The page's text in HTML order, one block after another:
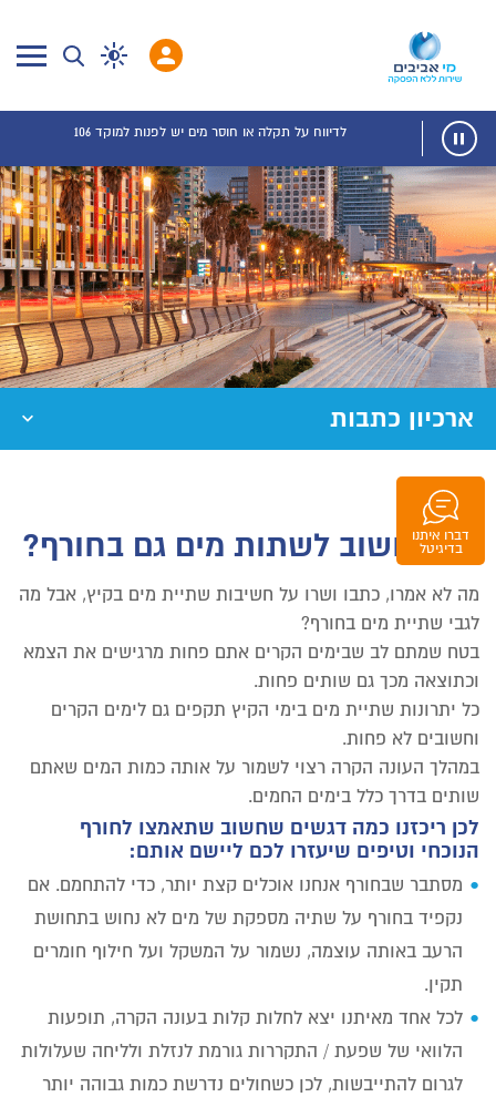
לדיווח על תקלה או חוסר מים יש לפנות למוקד 106
ארכיון כתבות
למה חשוב לשתות מים גם בחורף?
מה לא אמרו, כתבו ושרו על חשיבות שתיית מים בקיץ, אבל מה
לגבי שתיית מים בחורף?
בטח שמתם לב שבימים הקרים אתם פחות מרגישים את הצמא
וכתוצאה מכך גם שותים פחות.
כל יתרונות שתיית מים בימי הקיץ תקפים גם לימים הקרים
וחשובים לא פחות.
במהלך העונה הקרה רצוי לשמור על אותה כמות המים שאתם
שותים בדרך כלל בימים החמים.
לכן ריכזנו כמה דגשים שחשוב שתאמצו לחורף
הנוכחי וטיפים שיעזרו לכם ליישם אותם:
מסתבר שבחורף אנחנו אוכלים קצת יותר, כדי להתחמם. אם
נקפיד בחורף על שתיה מספקת של מים לא נחוש בתחושת
הרעב באותה עוצמה, נשמור על המשקל ועל חילוף חומרים
תקין.
לכל אחד מאיתנו יצא לחלות קלות בעונה הקרה, תופעות
הלוואי של שפעת / התקררות גורמת לנזלת ולליחה שעלולות
לגרום להתייבשות, לכן כשחולים נדרשת כמות גבוהה יותר
דברו איתנו
בדיגיטלוואטסאפ